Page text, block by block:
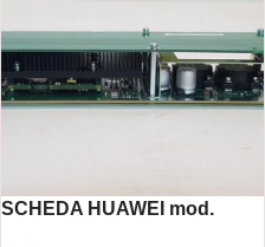
SCHEDA HUAWEI mod.